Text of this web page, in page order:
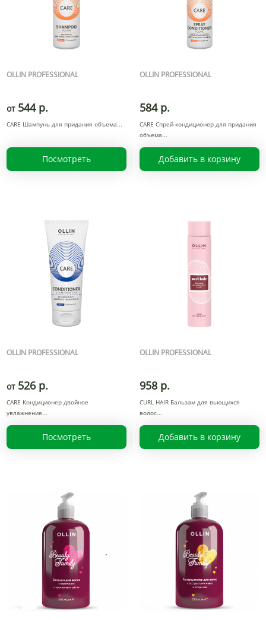
OLLIN PROFESSIONAL
от 544 р.
CARE Шампунь для придания объема
Посмотреть
OLLIN PROFESSIONAL
584 р.
CARE Спрей-кондиционер для придания
объема
Добавить в корзину
OLLIN PROFESSIONAL
от 526 р.
CARE Кондиционер двойное
увлажнение
Посмотреть
OLLIN PROFESSIONAL
958 р.
CURL HAIR Бальзам для вьющихся
волос
Добавить в корзину